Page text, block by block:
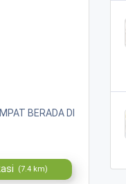
BERADA DI
(7.4 km)